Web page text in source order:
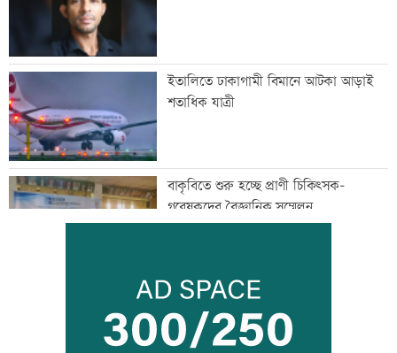
ইতালিতে ঢাকাগামী বিমানে আটকা আড়াই
শতাধিক যাত্রী
বাকৃবিতে শুরু হচ্ছে প্রাণী চিকিৎসক-
গবেষকদের বৈজ্ঞানিক সম্মেলন
বন্দরে বিস্ফোরণে একই পরিবারের ৩ জন দগ্ধ